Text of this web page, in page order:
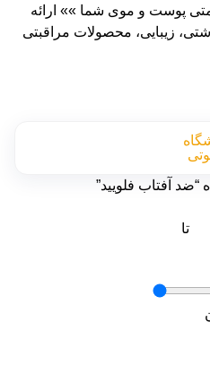
پوست و موی شما »» ارائه
زیبایی، محصولات مراقبتی
آفتاب فلویید”
تا